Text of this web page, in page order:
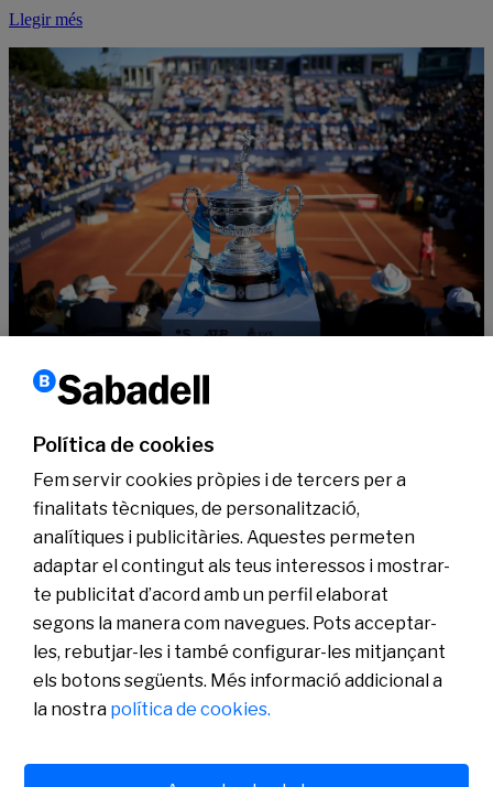
Llegir més
Barcelona Open Banc Sabadell
Coneix-nos
Sala de Premsa
Actualitat
Pla de Pensions d’Ocupació Banc Sabadell
Política de cookies
Fem servir cookies pròpies i de tercers per a
finalitats tècniques, de personalització,
analítiques i publicitàries. Aquestes permeten
adaptar el contingut als teus interessos i mostrar-
te publicitat d’acord amb un perfil elaborat
segons la manera com navegues. Pots acceptar-
les, rebutjar-les i també configurar-les mitjançant
els botons següents. Més informació addicional a
la nostra política de cookies.